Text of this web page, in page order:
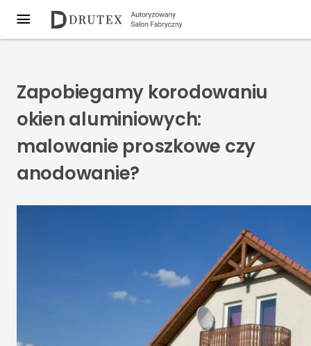
Zapobiegamy korodowaniu
okien aluminiowych:
malowanie proszkowe czy
anodowanie?